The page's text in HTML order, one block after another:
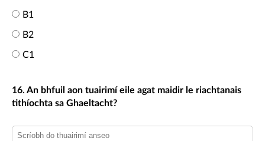
B1
B2
C1
16. An bhfuil aon tuairimí eile agat maidir le riachtanais
tithíochta sa Ghaeltacht?